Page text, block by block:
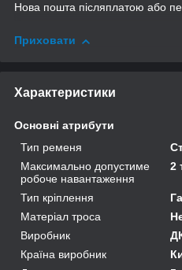
Нова пошта післяплатою або
Приховати
Характеристики
Основні атрибути
Тип ременя
Максимально допустиме
робоче навантаження
2
Тип кріплення
Матеріал троса
Виробник
Країна виробник